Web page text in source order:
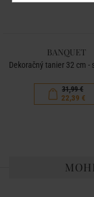
BANQUET
Dekoračný tanier 32 cm -
31,99 €
22,39 €